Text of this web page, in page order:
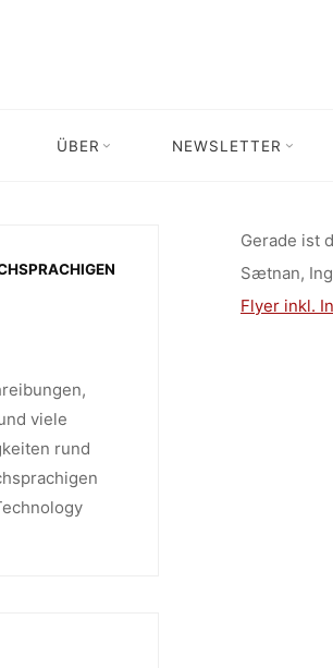
ÜBER NEWSLETTER
HomeUnkategorisiert
Gerade ist
Sætnan,
Flyer inkl.
viele
rund